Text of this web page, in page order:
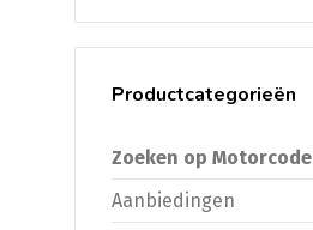
Productcategorieën
Zoeken op Motorcode
Aanbiedingen